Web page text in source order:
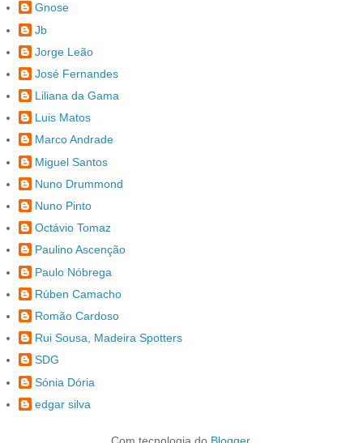
Gnose
Jb
Jorge Leão
José Fernandes
Liliana da Gama
Luis Matos
Marco Andrade
Miguel Santos
Nuno Drummond
Nuno Pinto
Octávio Tomaz
Paulino Ascenção
Paulo Nóbrega
Rúben Camacho
Romão Cardoso
Rui Sousa, Madeira Spotters
SDG
Sónia Dória
edgar silva